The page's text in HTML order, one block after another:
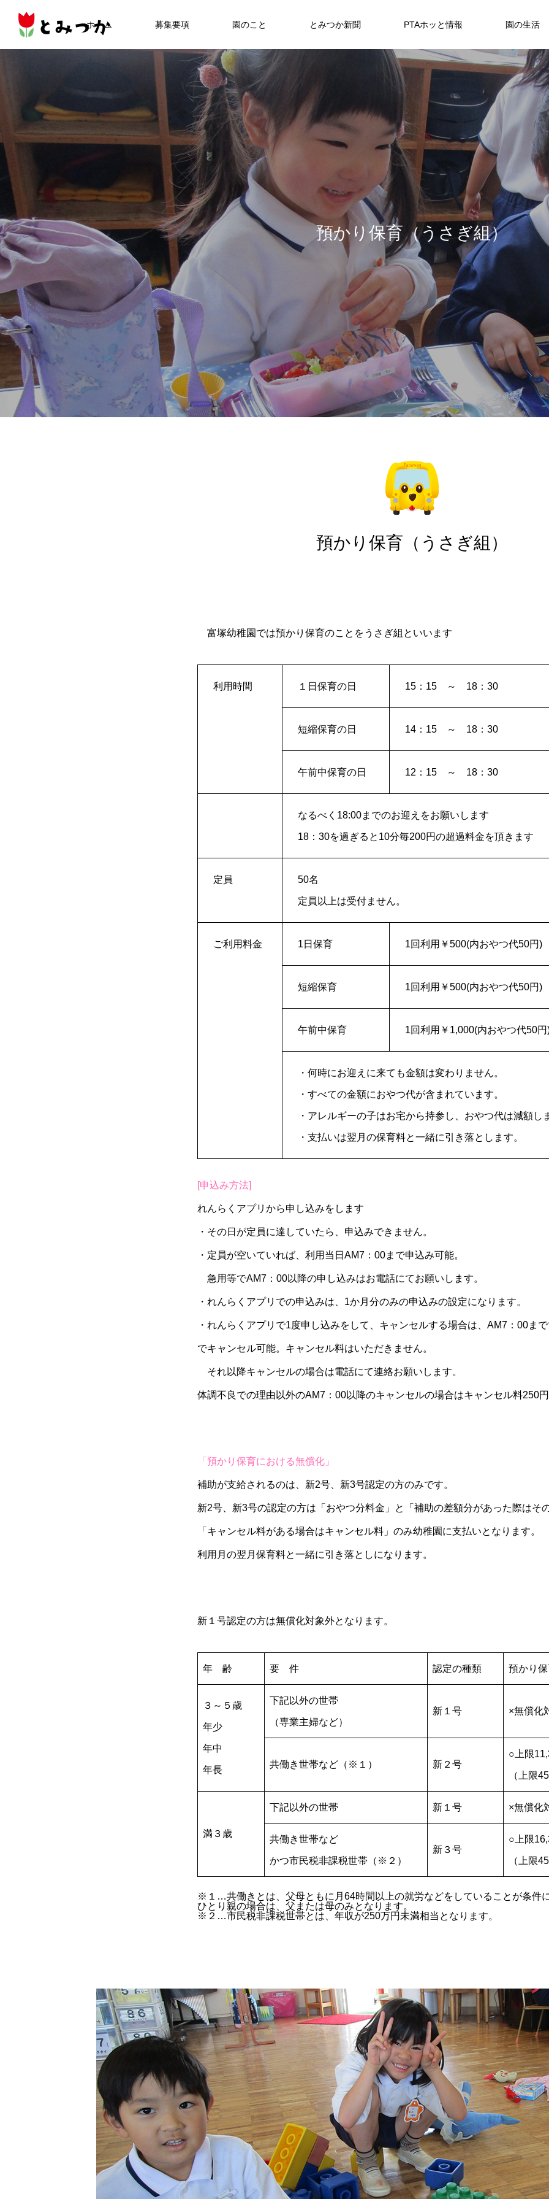
ホーム 募集要項 園のこと とみつか新聞 PTAホッと情報 園の生活
News2024年度
とみつか新聞2025年3月号
2025.04.01
とみつか新聞2025年2月号
2025.03.01
とみつか新聞2023年3月号
2024.04.01
とみつか新聞2024年2月号
2024.03.01
25
PTAホッと情報2025年5月号
24
PTAホッと情報2025年4月号
2024年度
PTAホッと情報2025年3月号
2024年度
PTAホッと情報2025年1月号
預か り 保育（う さ ぎ組）
預かり保育（うさぎ組）
富塚幼稚園では預かり保育のことをうさぎ組といいます
利用時間 １日保育の日 15：15 ～ 18：30
短縮保育の日 14：15 ～ 18：30
午前中保育の日 12：15 ～ 18：30
なるべく18:00までのお迎えをお願いします
18：30を過ぎると10分毎200円の超過料金を頂きます
定員 50名
定員以上は受付ません。
ご利用料金 1日保育 1回利用￥500(内おやつ代50円)
短縮保育 1回利用￥500(内おやつ代50円)
午前中保育 1回利用￥1,000(内おやつ代50円
・何時にお迎えに来ても金額は変わりません。
・すべての金額におやつ代が含まれています。
・アレルギーの子はお宅から持参し、おやつ代は減額し
・支払いは翌月の保育料と一緒に引き落とします。
[申込み方法]
れんらくアプリから申し込みをします
・その日が定員に達していたら、申込みできません。
・定員が空いていれば、利用当日AM7：00まで申込み可能。
急用等でAM7：00以降の申し込みはお電話にてお願いします。
・れんらくアプリでの申込みは、1か月分のみの申込みの設定になります。
・れんらくアプリで1度申し込みをして、キャンセルする場合は、AM7：00ま
でキャンセル可能。キャンセル料はいただきません。
それ以降キャンセルの場合は電話にて連絡お願いします。
体調不良での理由以外のAM7：00以降のキャンセルの場合はキャンセル料250
「預かり保育における無償化」
補助が支給されるのは、新2号、新3号認定の方のみです。
新2号、新3号の認定の方は「おやつ分料金」と「補助の差額分があった際はそ
「キャンセル料がある場合はキャンセル料」のみ幼稚園に支払いとなります。
利用月の翌月保育料と一緒に引き落としになります。
新１号認定の方は無償化対象外となります。
年 齢 要 件 認定の種類 預かり
３～５歳
年少
年中
年長
下記以外の世帯
（専業主婦など）
新１号 ×無償化
共働き世帯など（※１） 新２号
○上限
（上限
満３歳
下記以外の世帯 新１号 ×無償化
共働き世帯など
かつ市民税非課税世帯（※２）
新３号
○上限
（上限
※１…共働きとは、父母ともに月64時間以上の就労などをしていることが条件
ひとり親の場合は、父または母のみとなります。
※２…市民税非課税世帯とは、年収が250万円未満相当となります。